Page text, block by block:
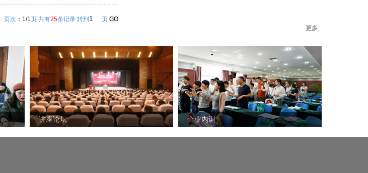
页次 ：1/1页 共有25条记录 转到 页
更多
讲座论坛 企业内训